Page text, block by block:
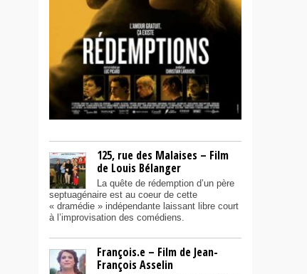
125, rue des Malaises – Film
de Louis Bélanger
La quête de rédemption d’un père
septuagénaire est au coeur de cette
« dramédie » indépendante laissant libre court
à l’improvisation des comédiens.
François.e – Film de Jean-
François Asselin